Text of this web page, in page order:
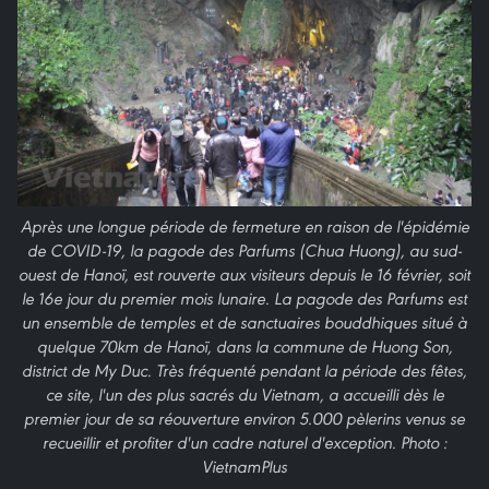
Après une longue période de fermeture en raison de l'épidémie
de COVID-19, la pagode des Parfums (Chua Huong), au sud-
ouest de Hanoï, est rouverte aux visiteurs depuis le 16 février, soit
le 16e jour du premier mois lunaire. La pagode des Parfums est
un ensemble de temples et de sanctuaires bouddhiques situé à
quelque 70km de Hanoï, dans la commune de Huong Son,
district de My Duc. Très fréquenté pendant la période des fêtes,
ce site, l'un des plus sacrés du Vietnam, a accueilli dès le
premier jour de sa réouverture environ 5.000 pèlerins venus se
recueillir et profiter d'un cadre naturel d'exception. Photo :
VietnamPlus